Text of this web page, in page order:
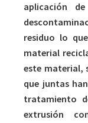
aplicación
residuo lo
material
este material,
que juntas
tratamiento
extrusión